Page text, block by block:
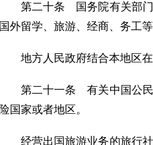
第二十条 国务院有关部门
国外留学、旅游、经商、务工
地方人民政府结合本地区
第二十一条 有关中国公民
险国家或者地区。
经营出国旅游业务的旅行